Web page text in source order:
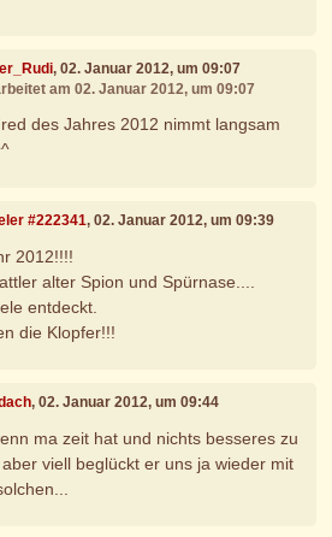
, 02. Januar 2012, um 09:07
am 02. Januar 2012, um 09:07
des Jahres 2012 nimmt langsam
#222341, 02. Januar 2012, um 09:39
2012!!!!
alter Spion und Spürnase....
entdeckt.
die Klopfer!!!
, 02. Januar 2012, um 09:44
ma zeit hat und nichts besseres zu
viell beglückt er uns ja wieder mit